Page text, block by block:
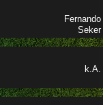


k.A.